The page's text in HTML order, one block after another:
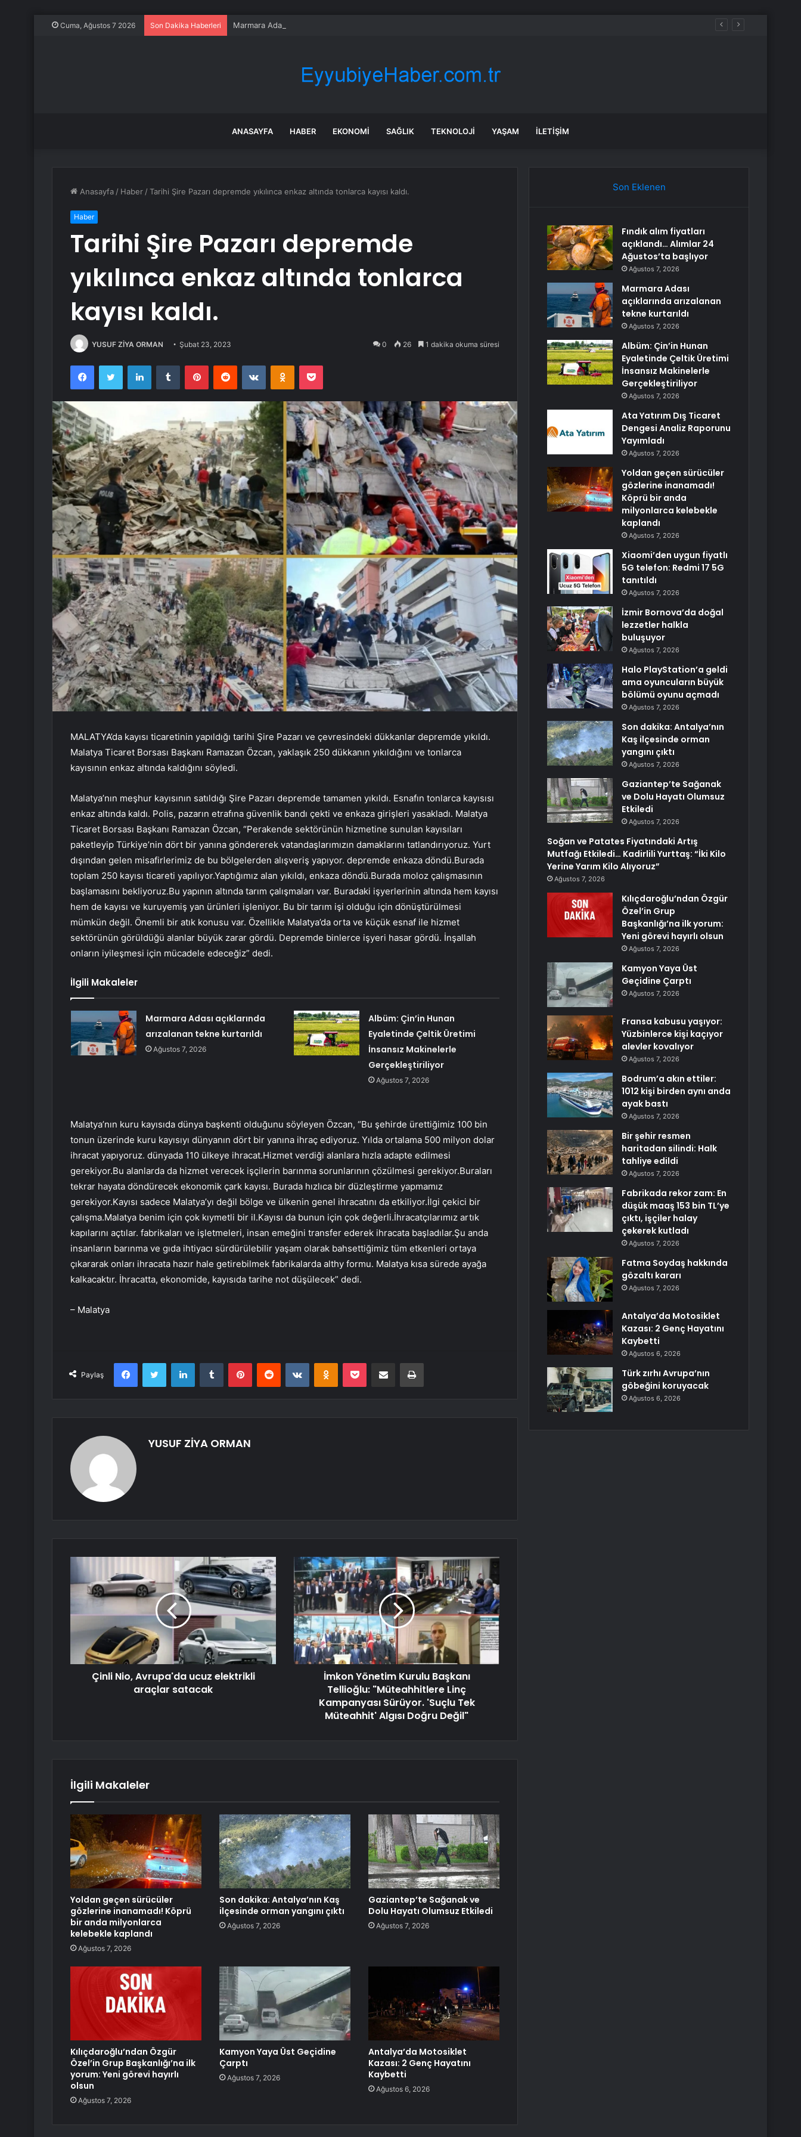
Cuma, Ağustos 7 2026 Son Dakika Haberleri Marmara Adası açıklarında arızalanan tekne kurtarıldı
ANASAYFA HABER EKONOMI SAĞLIK TEKNOLOJI YAŞAM İLETIŞIM
Anasayfa / Haber /Tarihi Şire Pazarı depremde yıkılınca enkaz altında tonlarca kayısı kaldı.
Haber
Tarihi Şire Pazarı depremde
yıkılınca enkaz altında tonlarca
kayısı kaldı.
YUSUF ZİYA ORMAN Şubat 23, 2023 0 26 1 dakika okuma süresi
FacebookTwitter LinkedInTumblr PinterestReddit VKontakteOdnoklassniki
Pocket
MALATYA’da kayısı ticaretinin yapıldığı tarihi Şire Pazarı ve çevresindeki dükkanlar depremde yıkıldı.
Malatya Ticaret Borsası Başkanı Ramazan Özcan, yaklaşık 250 dükkanın yıkıldığını ve tonlarca
kayısının enkaz altında kaldığını söyledi.
Malatya’nın meşhur kayısının satıldığı Şire Pazarı depremde tamamen yıkıldı. Esnafın tonlarca kayısısı
enkaz altında kaldı. Polis, pazarın etrafına güvenlik bandı çekti ve enkaza girişleri yasakladı. Malatya
Ticaret Borsası Başkanı Ramazan Özcan, “Perakende sektörünün hizmetine sunulan kayısıları
paketleyip Türkiye’nin dört bir yanına göndererek vatandaşlarımızın damaklarını tatlandırıyoruz. Yurt
dışından gelen misafirlerimiz de bu bölgelerden alışveriş yapıyor. depremde enkaza döndü.Burada
toplam 250 kayısı ticareti yapılıyor.Yaptığımız alan yıkıldı, enkaza döndü.Burada moloz çalışmasının
başlamasını bekliyoruz.Bu yapının altında tarım çalışmaları var. Buradaki işyerlerinin altında hem kayısı
hem de kayısı ve kuruyemiş yan ürünleri işleniyor. Bu bir tarım işi olduğu için dönüştürülmesi
mümkün değil. Önemli bir atık konusu var. Özellikle Malatya’da orta ve küçük esnaf ile hizmet
sektörünün görüldüğü alanlar büyük zarar gördü. Depremde binlerce işyeri hasar gördü. İnşallah
onların iyileşmesi için mücadele edeceğiz” dedi.
İlgili Makaleler
Marmara Adası açıklarında
arızalanan tekne kurtarıldı
Ağustos 7, 2026
Albüm: Çin’in Hunan
Eyaletinde Çeltik Üretimi
İnsansız Makinelerle
Gerçekleştiriliyor
Ağustos 7, 2026
Malatya’nın kuru kayısıda dünya başkenti olduğunu söyleyen Özcan, “Bu şehirde ürettiğimiz 100 bin
tonun üzerinde kuru kayısıyı dünyanın dört bir yanına ihraç ediyoruz. Yılda ortalama 500 milyon dolar
ihracat yapıyoruz. dünyada 110 ülkeye ihracat.Hizmet verdiği alanlara hızla adapte edilmesi
gerekiyor.Bu alanlarda da hizmet verecek işçilerin barınma sorunlarının çözülmesi gerekiyor.Buraları
tekrar hayata döndürecek ekonomik çark kayısı. Burada hızlıca bir düzleştirme yapmamız
gerekiyor.Kayısı sadece Malatya’yı değil bölge ve ülkenin genel ihracatını da etkiliyor.İlgi çekici bir
çalışma.Malatya benim için çok kıymetli bir il.Kayısı da bunun için çok değerli.İhracatçılarımız artık
kapılarını açtılar. fabrikaları ve işletmeleri, insan emeğini transfer ederek ihracata başladılar.Şu anda
insanların barınma ve gıda ihtiyacı sürdürülebilir yaşam olarak bahsettiğimiz tüm etkenleri ortaya
çıkararak onları ihracata hazır hale getirebilmek fabrikalarda althy formu. Malatya kısa sürede ayağa
kalkacaktır. İhracatta, ekonomide, kayısıda tarihe not düşülecek” dedi.
– Malatya
Paylaş
FacebookTwitter LinkedInTumblr PinterestReddit VKontakteOdnoklassniki
Pocket E-Posta ile paylaş Yazdır
YUSUF ZİYA ORMAN
Çinli Nio, Avrupa'da ucuz elektrikli
araçlar satacak
İmkon Yönetim Kurulu Başkanı
Tellioğlu: "Müteahhitlere Linç
Kampanyası Sürüyor. 'Suçlu Tek
Müteahhit' Algısı Doğru Değil"
İlgili Makaleler
Yoldan geçen sürücüler
gözlerine inanamadı! Köprü
bir anda milyonlarca
kelebekle kaplandı
Ağustos 7, 2026
Son dakika: Antalya’nın Kaş
ilçesinde orman yangını çıktı
Ağustos 7, 2026
Gaziantep’te Sağanak ve
Dolu Hayatı Olumsuz Etkiledi
Ağustos 7, 2026
Kılıçdaroğlu’ndan Özgür
Özel’in Grup Başkanlığı’na ilk
yorum: Yeni görevi hayırlı
olsun
Ağustos 7, 2026
Kamyon Yaya Üst Geçidine
Çarptı
Ağustos 7, 2026
Antalya’da Motosiklet
Kazası: 2 Genç Hayatını
Kaybetti
Ağustos 6, 2026
Son Eklenen
Fındık alım fiyatları
açıklandı… Alımlar 24
Ağustos’ta başlıyor
Ağustos 7, 2026
Marmara Adası
açıklarında arızalanan
tekne kurtarıldı
Ağustos 7, 2026
Albüm: Çin’in Hunan
Eyaletinde Çeltik Üretimi
İnsansız Makinelerle
Gerçekleştiriliyor
Ağustos 7, 2026
Ata Yatırım Dış Ticaret
Dengesi Analiz Raporunu
Yayımladı
Ağustos 7, 2026
Yoldan geçen sürücüler
gözlerine inanamadı!
Köprü bir anda
milyonlarca kelebekle
kaplandı
Ağustos 7, 2026
Xiaomi’den uygun fiyatlı
5G telefon: Redmi 17 5G
tanıtıldı
Ağustos 7, 2026
İzmir Bornova’da doğal
lezzetler halkla
buluşuyor
Ağustos 7, 2026
Halo PlayStation’a geldi
ama oyuncuların büyük
bölümü oyunu açmadı
Ağustos 7, 2026
Son dakika: Antalya’nın
Kaş ilçesinde orman
yangını çıktı
Ağustos 7, 2026
Gaziantep’te Sağanak
ve Dolu Hayatı Olumsuz
Etkiledi
Ağustos 7, 2026
Soğan ve Patates Fiyatındaki Artış
Mutfağı Etkiledi… Kadirlili Yurttaş: “İki Kilo
Yerine Yarım Kilo Alıyoruz”
Ağustos 7, 2026
Kılıçdaroğlu’ndan Özgür
Özel’in Grup
Başkanlığı’na ilk yorum:
Yeni görevi hayırlı olsun
Ağustos 7, 2026
Kamyon Yaya Üst
Geçidine Çarptı
Ağustos 7, 2026
Fransa kabusu yaşıyor:
Yüzbinlerce kişi kaçıyor
alevler kovalıyor
Ağustos 7, 2026
Bodrum’a akın ettiler:
1012 kişi birden aynı anda
ayak bastı
Ağustos 7, 2026
Bir şehir resmen
haritadan silindi: Halk
tahliye edildi
Ağustos 7, 2026
Fabrikada rekor zam: En
düşük maaş 153 bin TL’ye
çıktı, işçiler halay
çekerek kutladı
Ağustos 7, 2026
Fatma Soydaş hakkında
gözaltı kararı
Ağustos 7, 2026
Antalya’da Motosiklet
Kazası: 2 Genç Hayatını
Kaybetti
Ağustos 6, 2026
Türk zırhı Avrupa’nın
göbeğini koruyacak
Ağustos 6, 2026